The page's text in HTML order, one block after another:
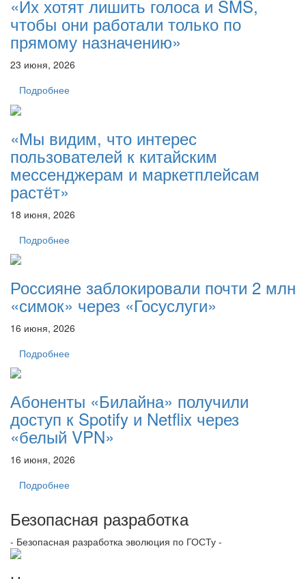
«Их хотят лишить голоса и SMS,
чтобы они работали только по
прямому назначению»
23 июня, 2026
Подробнее
«Мы видим, что интерес
пользователей к китайским
мессенджерам и маркетплейсам
растёт»
18 июня, 2026
Подробнее
Россияне заблокировали почти 2 млн
«симок» через «Госуслуги»
16 июня, 2026
Подробнее
Абоненты «Билайна» получили
доступ к Spotify и Netflix через
«белый VPN»
16 июня, 2026
Подробнее
Безопасная разработка
- Безопасная разработка эволюция по ГОСТу -